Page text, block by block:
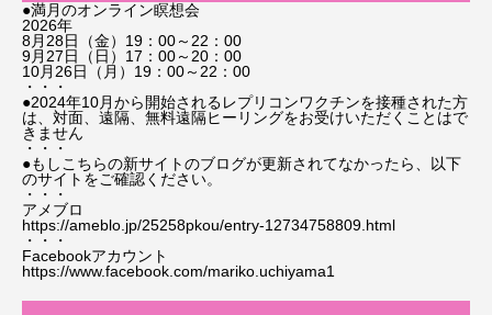
●満月のオンライン瞑想会
2026年
8月28日（金）19：00～22：00
9月27日（日）17：00～20：00
10月26日（月）19：00～22：00
・・・
●2024年10月から開始されるレプリコンワクチンを接種された方
は、対面、遠隔、無料遠隔ヒーリングをお受けいただくことはで
きません
・・・
●もしこちらの新サイトのブログが更新されてなかったら、以下
のサイトをご確認ください。
・・・
アメブロ
https://ameblo.jp/25258pkou/entry-12734758809.html
・・・
Facebookアカウント
https://www.facebook.com/mariko.uchiyama1